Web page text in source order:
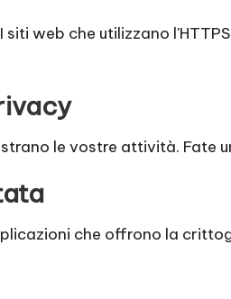
web che utilizzano
le vostre attività. Fate
che offrono la